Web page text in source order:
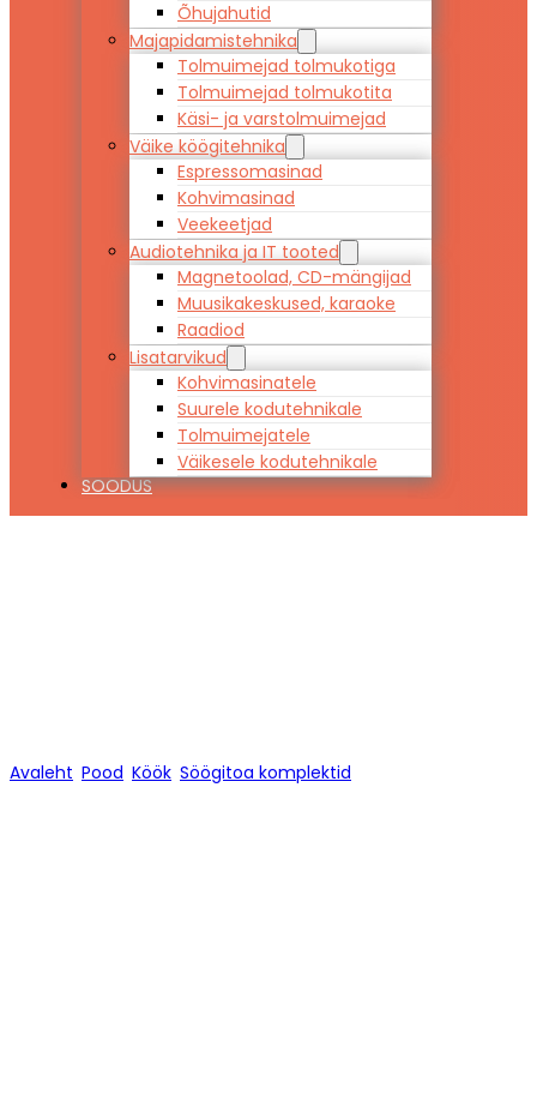
Õhujahutid
Majapidamistehnika
Tolmuimejad tolmukotiga
Tolmuimejad tolmukotita
Käsi- ja varstolmuimejad
Väike köögitehnika
Espressomasinad
Kohvimasinad
Veekeetjad
Audiotehnika ja IT tooted
Magnetoolad, CD-mängijad
Muusikakeskused, karaoke
Raadiod
Lisatarvikud
Kohvimasinatele
Suurele kodutehnikale
Tolmuimejatele
Väikesele kodutehnikale
SOODUS
Avaleht Pood Köök Söögitoa komplektid